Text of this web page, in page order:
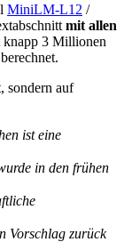
MiniLM-L12 /
mit allen
knapp 3 Millionen
sondern auf
ist eine
in den frühen
Vorschlag zurück